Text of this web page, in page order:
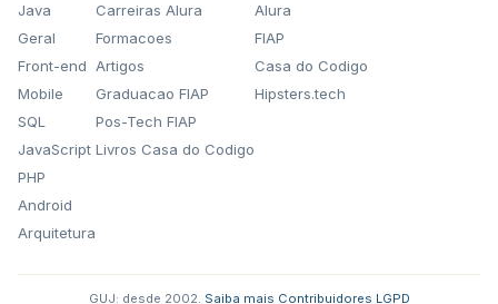
Java
Geral
Front-end
Mobile
SQL
JavaScript
PHP
Android
Arquitetura
Carreiras Alura
Formacoes
Artigos
Graduacao FIAP
Pos-Tech FIAP
Livros Casa do Codigo
Alura
FIAP
Casa do Codigo
Hipsters.tech
GUJ: desde 2002. Saiba mais Contribuidores LGPD